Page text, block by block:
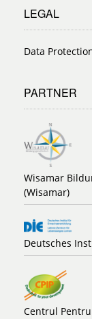
LEGAL
Data
PARTNER
Wisamar
(Wisamar)
Deutsches
Centrul